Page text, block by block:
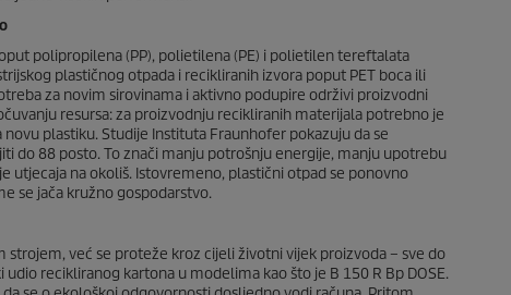
polipropilena (PP), polietilena (PE) i polietilen tereftalata
plastičnog otpada i recikliranih izvora poput PET boca ili
za novim sirovinama i aktivno podupire održivi proizvodni
resursa: za proizvodnju recikliranih materijala potrebno je
plastiku. Studije Instituta Fraunhofer pokazuju da se
do 88 posto. To znači manju potrošnju energije, manju upotrebu
utjecaja na okoliš. Istovremeno, plastični otpad se ponovno
se jača kružno gospodarstvo.
strojem, već se proteže kroz cijeli životni vijek proizvoda – sve do
recikliranog kartona u modelima kao što je B 150 R Bp DOSE.